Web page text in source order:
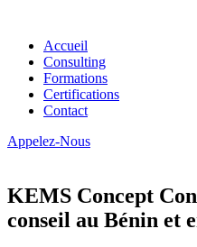
Accueil
Consulting
Formations
Certifications
Contact
Appelez-Nous
KEMS Concept
conseil au Bénin et